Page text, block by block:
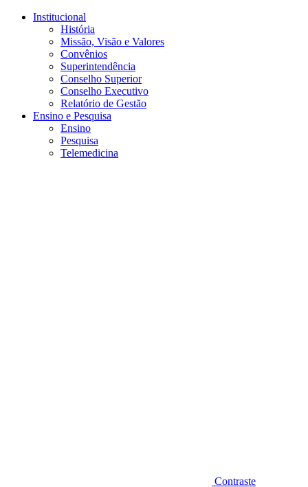
Conteúdo principal
Institucional
História
Missão, Visão e Valores
Convênios
Superintendência
Conselho Superior
Conselho Executivo
Relatório de Gestão
Ensino e Pesquisa
Ensino
Pesquisa
Telemedicina
Contraste